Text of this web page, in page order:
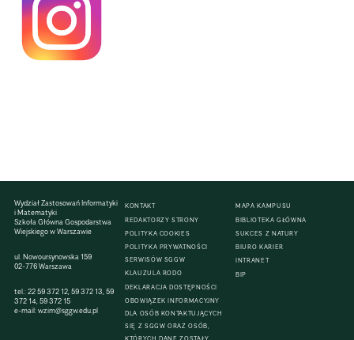
Wydział Zastosowań Informatyki
i Matematyki
Szkoła Główna Gospodarstwa
Wiejskiego w Warszawie
ul. Nowoursynowska 159
02-776 Warszawa
tel.:22 59 372 12,59 372 13,59
372 14,59 372 15
e-mail:wzim@sggw.edu.pl
KONTAKT
REDAKTORZY STRONY
POLITYKA COOKIES
POLITYKA PRYWATNOŚCI
SERWISÓW SGGW
KLAUZULA RODO
DEKLARACJA DOSTĘPNOŚCI
OBOWIĄZEK INFORMACYJNY
DLA OSÓB KONTAKTUJĄCYCH
SIĘ Z SGGW ORAZ OSÓB,
MAPA KAMPUSU
BIBLIOTEKA GŁÓWNA
SUKCES Z NATURY
BIURO KARIER
INTRANET
BIP